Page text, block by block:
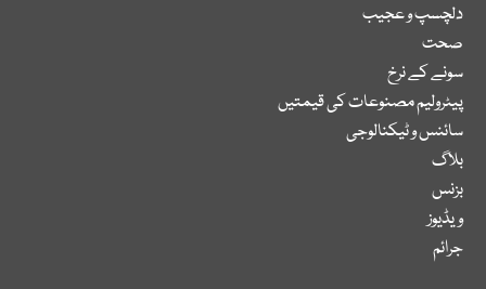
دلچسپ و عجیب
صحت
سونے کے نرخ
پیٹرولیم مصنوعات کی قیمتیں
سائنس و ٹیکنالوجی
بلاگ
بزنس
ویڈیوز
جرائم